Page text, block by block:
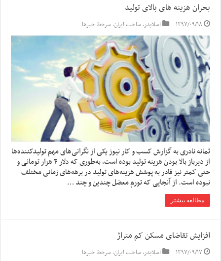
بحران هزینه های بالای تولید
۱۳۹۷/۰۹/۱۸ اسلایدر,ساخت ایران,سرخط خبرها
ثمانه نادری به گزارش کسب و کار نیوز یکی از نگرانی‌های مهم تولیدکننده‌ها
از دیرباز بالا بودن هزینه تولید بوده است، به‌طوری که دلار ۴ هزار تومانی و
حتی کمتر نیز قادر به پوشش هزینه‌های تولید در برهه‌های زمانی مختلف
نبوده است. از آنجایی که تورم معضل چندین و چند …
مطالعه بیشتر
افزایش تقاضای مسکن کم متراژ
۱۳۹۷/۰۹/۱۷ اسلایدر,ساخت ایران,سرخط خبرها